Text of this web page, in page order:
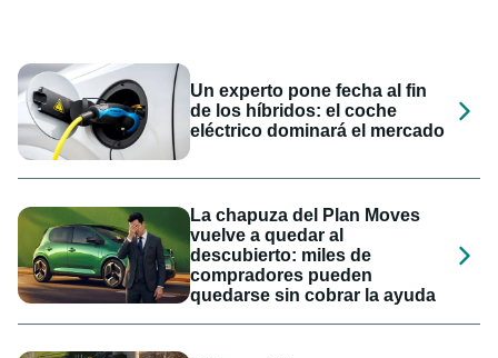
Un experto pone fecha al fin
de los híbridos: el coche
eléctrico dominará el mercado
La chapuza del Plan Moves
vuelve a quedar al
descubierto: miles de
compradores pueden
quedarse sin cobrar la ayuda